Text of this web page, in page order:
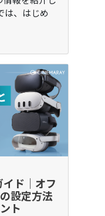
は、はじめ
ド｜オフ
設定方法
ト